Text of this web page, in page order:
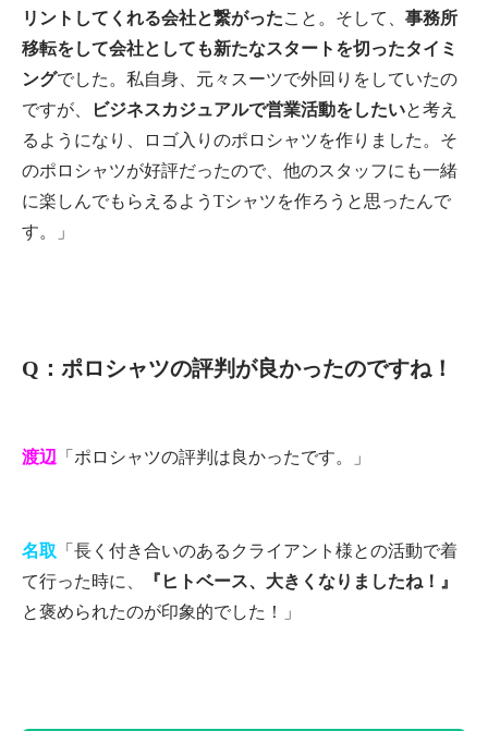
リントしてくれる会社と繋がったこと。そして、 事務所
移転をして会社としても新たなスタートを切ったタイミ
ングでした。私自身、元々スーツで外回りをしていたの
ですが、
ビジネスカジュアルで営業活動をしたいと考え
るようになり、ロゴ入りのポロシャツを作りました。そ
のポロシャツが好評だったので、他のスタッフにも一緒
に楽しんでもらえるようTシャツを作ろうと思ったんで
す。」
Q：ポロシャツの評判が良かったのですね！
渡辺 「ポロシャツの評判は良かったです。」
名取 「長く付き合いのあるクライアント様との活動で着
て行った時に、
『ヒトベース、大きくなりましたね！』
と褒められたのが印象的でした！」